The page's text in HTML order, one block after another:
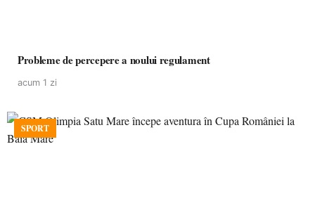
Probleme de percepere a noului regulament
acum 1 zi
SPORT